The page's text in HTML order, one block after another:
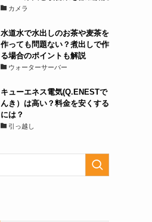
カメラ
水道水で水出しのお茶や麦茶を
作っても問題ない？煮出しで作
る場合のポイントも解説
ウォーターサーバー
キューエネス電気(Q.ENESTで
んき）は高い？料金を安くする
には？
引っ越し